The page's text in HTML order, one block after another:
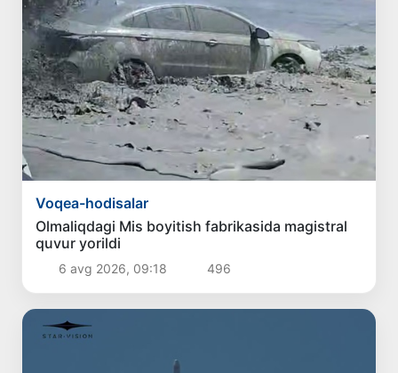
Voqea-hodisalar
Olmaliqdagi Mis boyitish fabrikasida magistral
quvur yorildi
6 avg 2026, 09:18 496